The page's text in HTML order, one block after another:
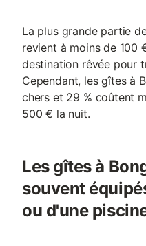
La plus grande partie
revient à moins de 100
destination rêvée pour
Cependant, les gîtes à
chers et 29 % coûtent
500 € la nuit.
Les gîtes à
souvent
ou d'une